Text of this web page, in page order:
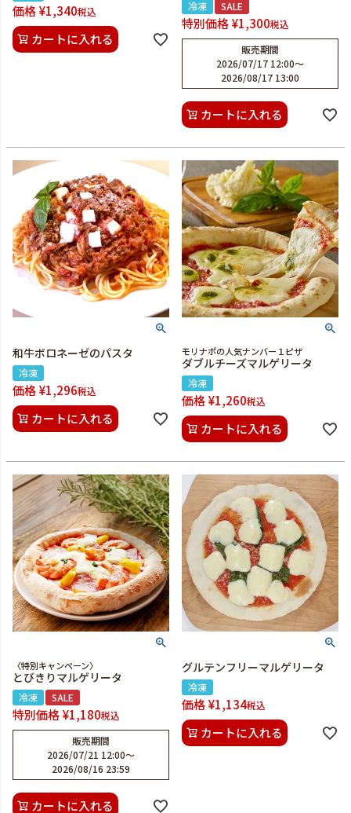
価格¥1,340税込
カートに入れる
冷凍 SALE
特別価格¥1,300税込
販売期間
2026/07/17 12:00〜
2026/08/17 13:00
カートに入れる
和牛ボロネーゼのパスタ
冷凍
価格¥1,296税込
カートに入れる
モリナポの人気ナンバー１ピザ
ダブルチーズマルゲリータ
冷凍
価格¥1,260税込
カートに入れる
〈特別キャンペーン〉
とびきりマルゲリータ
冷凍 SALE
特別価格¥1,180税込
販売期間
2026/07/21 12:00〜
2026/08/16 23:59
カートに入れる
グルテンフリーマルゲリータ
冷凍
価格¥1,134税込
カートに入れる